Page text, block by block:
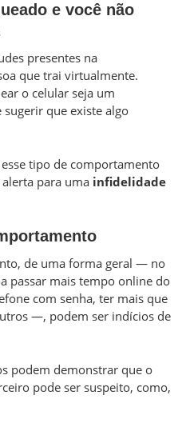
e você não
presentes na
que trai virtualmente.
o celular seja um
que existe algo
tipo de comportamento
para uma infidelidade
de uma forma geral — no
passar mais tempo online do
com senha, ter mais que
—, podem ser indícios de
podem demonstrar que o
pode ser suspeito, como,